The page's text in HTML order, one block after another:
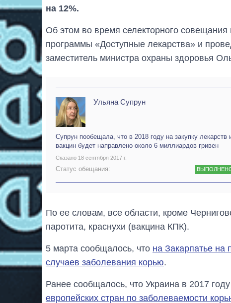
на 12%.
Об этом во время селекторного
программы «Доступные лекарства» и
заместитель министра охраны здоровья
Ульяна Супрун
Супрун пообещала, что в 2018 году на закупку лекарств
вакцин будет направлено около 6 миллиардов гривен
Сказано 18 сентября 2017 г.
Статус обещания:
По ее словам, все области, кроме
паротита, краснухи (вакцина КПК).
5 марта сообщалось, что на Закарпатье на
случаев заболевания корью.
Ранее сообщалось, что Украина в 2017 году
европейских стран по заболеваемости